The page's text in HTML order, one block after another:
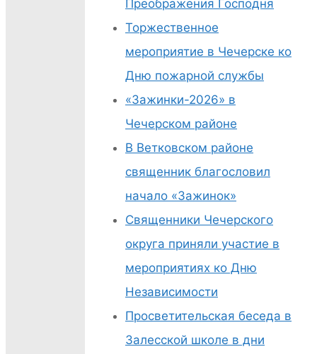
Преображения Господня
Торжественное
мероприятие в Чечерске ко
Дню пожарной службы
«Зажинки-2026» в
Чечерском районе
В Ветковском районе
священник благословил
начало «Зажинок»
Священники Чечерского
округа приняли участие в
мероприятиях ко Дню
Независимости
Просветительская беседа в
Залесской школе в дни